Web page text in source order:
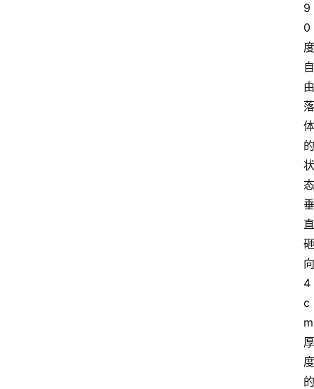
9
0
度
自
由
落
体
的
状
态
垂
直
砸
向
4
c
m
厚
度
的